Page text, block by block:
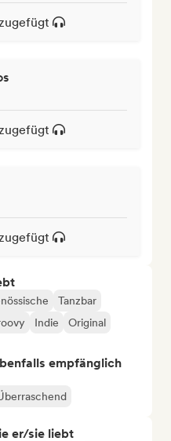
Tanzbar
Indie
Original
empfänglich
er/sie liebt